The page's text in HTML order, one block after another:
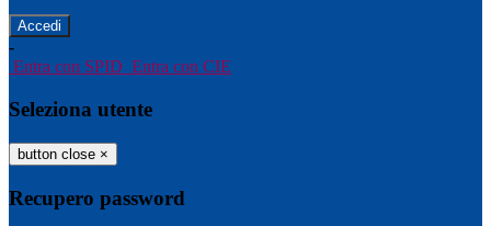
-
Entra con SPID Entra con CIE
Seleziona utente
button close ×
Recupero password